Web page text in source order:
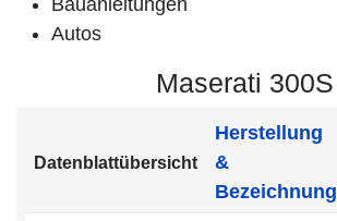
Bauanleitungen
Autos
Maserati 300S
Datenblattübersicht
Herstellung
&
Bezeichnung